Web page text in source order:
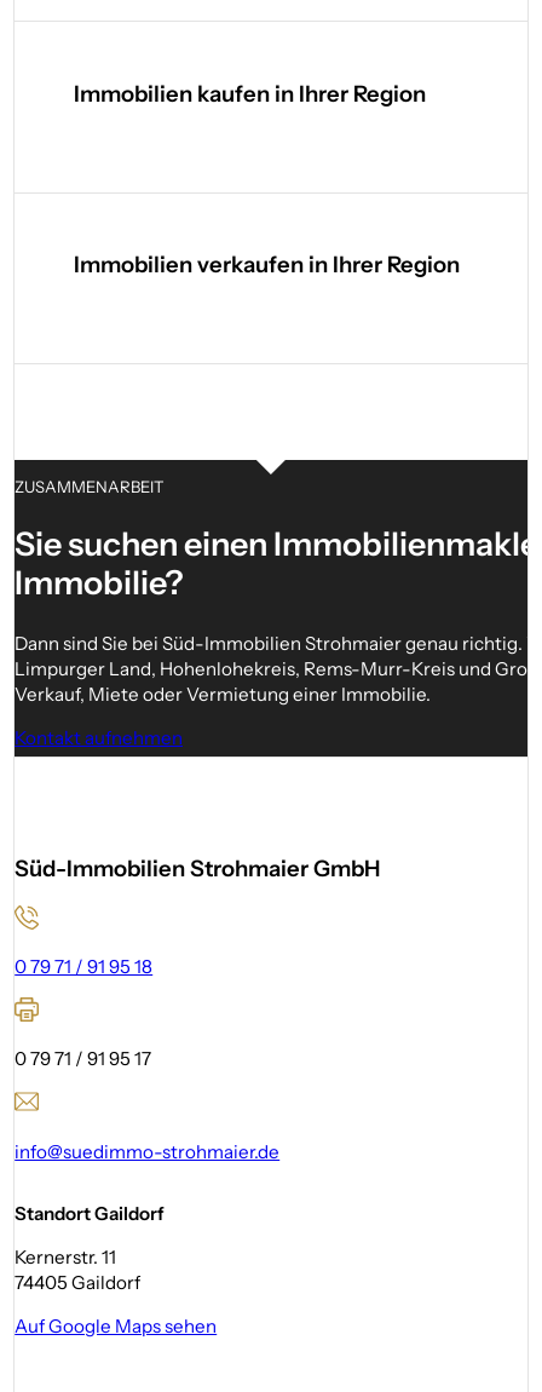
Immobilien kaufen in Ihrer Region
Immobilien verkaufen in Ihrer Region
ZUSAMMENARBEIT
Sie suchen einen
Immobilie?
Dann sind Sie bei Süd-Immobilien Strohmaier genau richtig.
Limpurger Land, Hohenlohekreis, Rems-Murr-Kreis und
Verkauf, Miete oder Vermietung einer Immobilie.
Kontakt aufnehmen
Süd-Immobilien Strohmaier GmbH
0 79 71 / 91 95 18
0 79 71 / 91 95 17
info@suedimmo-strohmaier.de
Standort Gaildorf
Kernerstr. 11
74405 Gaildorf
Auf Google Maps sehen